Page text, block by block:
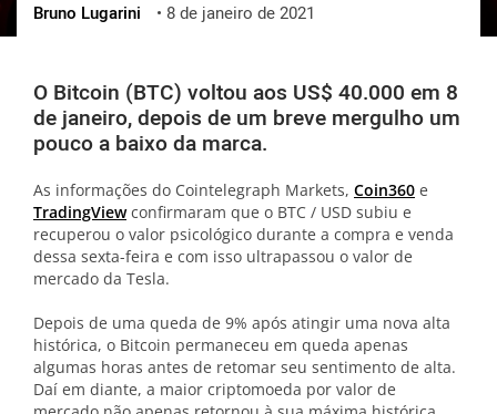
ქართული
vietnamese
Bruno Lugarini • 8 de janeiro de 2021
O Bitcoin (BTC) voltou aos US$ 40.000 em 8
de janeiro, depois de um breve mergulho um
pouco a baixo da marca.
As informações do Cointelegraph Markets, Coin360 e
TradingViewconfirmaram que o BTC / USD subiu e
recuperou o valor psicológico durante a compra e venda
dessa sexta-feira e com isso ultrapassou o valor de
mercado da Tesla.
Depois de uma queda de 9% após atingir uma nova alta
histórica, o Bitcoin permaneceu em queda apenas
algumas horas antes de retomar seu sentimento de alta.
Daí em diante, a maior criptomoeda por valor de